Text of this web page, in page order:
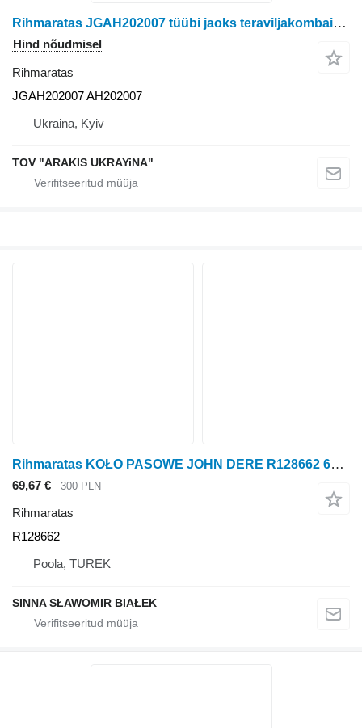
Rihmaratas JGAH202007 tüübi jaoks teraviljakombaini John Deere
Hind nõudmisel
Rihmaratas
JGAH202007 AH202007
Ukraina, Kyiv
TOV "ARAKIS UKRAYiNA"
Rihmaratas KOŁO PASOWE JOHN DERE R128662 6068 alternator tüübi jaoks ratastraktori John Deere 6068
69,67 € 300 PLN
Rihmaratas
R128662
Poola, TUREK
SINNA SŁAWOMIR BIAŁEK